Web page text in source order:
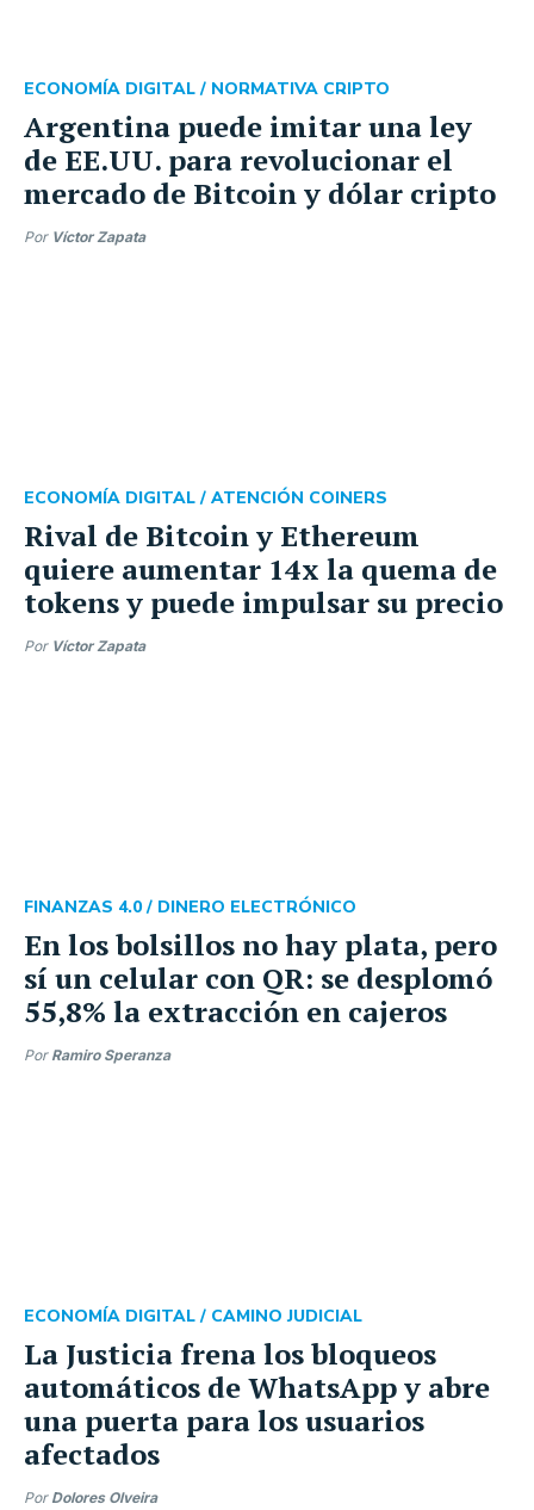
Argentina puede imitar una ley
de EE.UU. para revolucionar el
mercado de Bitcoin y dólar cripto
ECONOMÍA DIGITAL / NORMATIVA CRIPTO
Por Víctor Zapata
Rival de Bitcoin y Ethereum
quiere aumentar 14x la quema de
tokens y puede impulsar su precio
ECONOMÍA DIGITAL / ATENCIÓN COINERS
Por Víctor Zapata
En los bolsillos no hay plata, pero
sí un celular con QR: se desplomó
55,8% la extracción en cajeros
FINANZAS 4.0 / DINERO ELECTRÓNICO
Por Ramiro Speranza
La Justicia frena los bloqueos
automáticos de WhatsApp y abre
una puerta para los usuarios
afectados
ECONOMÍA DIGITAL / CAMINO JUDICIAL
Por Dolores Olveira